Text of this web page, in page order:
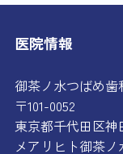
医院情報
御茶ノ水つばめ
〒101-0052
東京都千代田区神
メアリヒト御茶ノ